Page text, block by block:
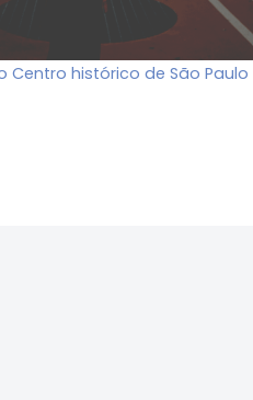
Centro histórico de São Paulo